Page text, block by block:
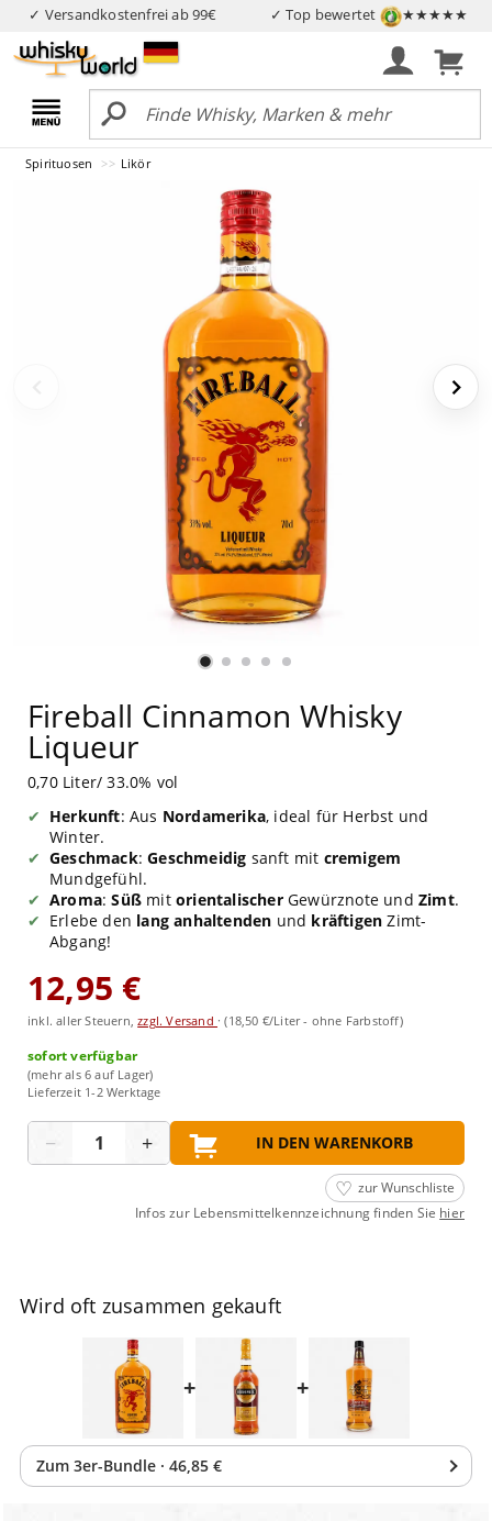
✓ Versandkostenfrei ab 99€ ✓ Top bewertet ★★★★★
Spirituosen Likör
Fireball Cinnamon Whisky
Liqueur
0,70 Liter/ 33.0% vol
Herkunft: Aus Nordamerika, ideal für Herbst und
Winter.
Geschmack:Geschmeidig sanft mit cremigem
Mundgefühl.
Aroma:Süß mitorientalischerGewürznote undZimt.
Erlebe den lang anhaltenden und kräftigen Zimt-
Abgang!
12,95 €
inkl. aller Steuern,zzgl. Versand ·(18,50 €/Liter - ohne Farbstoff)
sofort verfügbar
(mehr als 6 auf Lager)
Lieferzeit 1-2 Werktage
− + IN DEN WARENKORB
zur Wunschliste
Infos zur Lebensmittelkennzeichnung finden Sie hier
Wird oft zusammen gekauft
+ +
Zum 3er-Bundle · 46,85 €